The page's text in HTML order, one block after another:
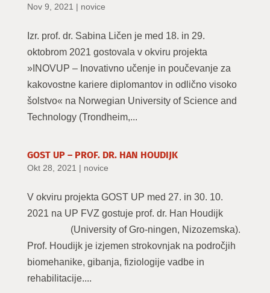
Nov 9, 2021 | novice
Izr. prof. dr. Sabina Ličen je med 18. in 29.
oktobrom 2021 gostovala v okviru projekta
»INOVUP – Inovativno učenje in poučevanje za
kakovostne kariere diplomantov in odlično visoko
šolstvo« na Norwegian University of Science and
Technology (Trondheim,...
GOST UP – PROF. DR. HAN HOUDIJK
Okt 28, 2021 | novice
V okviru projekta GOST UP med 27. in 30. 10.
2021 na UP FVZ gostuje prof. dr. Han Houdijk
(University of Gro-ningen, Nizozemska).
Prof. Houdijk je izjemen strokovnjak na področjih
biomehanike, gibanja, fiziologije vadbe in
rehabilitacije....